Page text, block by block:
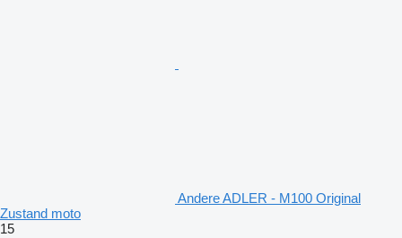
Andere ADLER - M100 Original
Zustand moto
15